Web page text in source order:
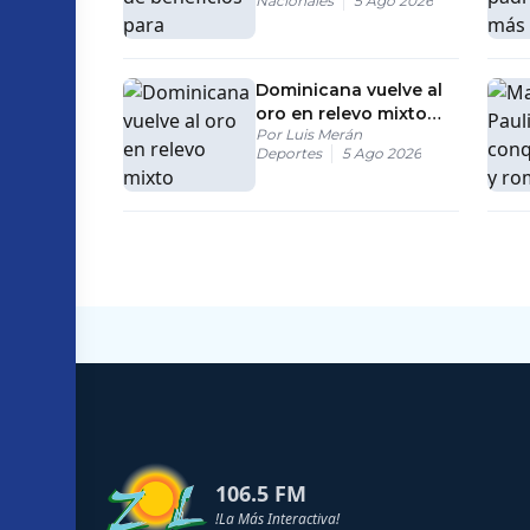
del Poder Judicial
Dominicana vuelve al
oro en relevo mixto
4&#215;100 tras fallo
favorable en apelación
Por Luis Merán
Deportes
5 Ago 2026
106.5 FM
!La Más Interactiva!